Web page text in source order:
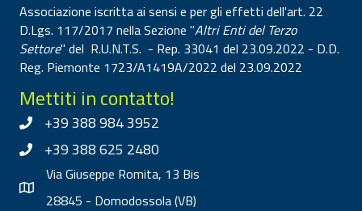
Associazione iscritta ai sensi e per gli effetti dell'art. 22
D.Lgs. 117/2017 nella Sezione "Altri Enti del Terzo
Settore" del R.U.N.T.S. - Rep. 33041 del 23.09.2022 - D.D.
Reg. Piemonte 1723/A1419A/2022 del 23.09.2022
Mettiti in contatto!
+39 388 984 3952
+39 388 625 2480
Via Giuseppe Romita, 13 Bis
28845 - Domodossola (VB)